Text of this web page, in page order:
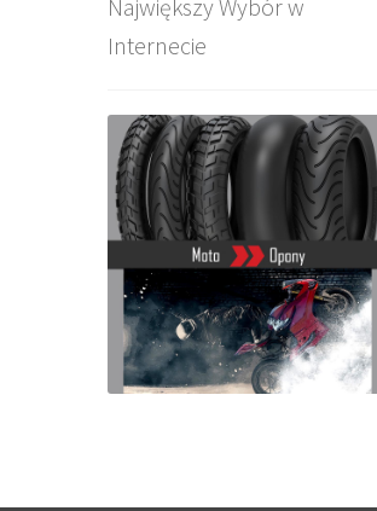
Największy Wybór w
Internecie